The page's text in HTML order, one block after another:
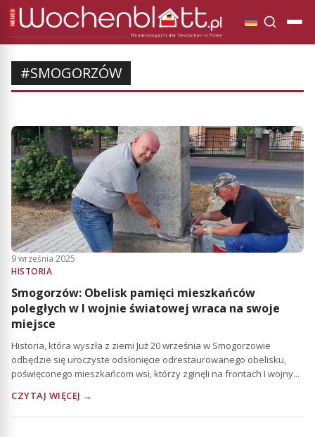
#SMOGORZÓW
9 września 2025
HISTORIA
Smogorzów: Obelisk pamięci mieszkańców
poległych w I wojnie światowej wraca na swoje
miejsce
Historia, która wyszła z ziemi Już 20 września w Smogorzowie
odbędzie się uroczyste odsłonięcie odrestaurowanego obelisku,
poświęconego mieszkańcom wsi, którzy zginęli na frontach I wojny...
CZYTAJ WIĘCEJ →